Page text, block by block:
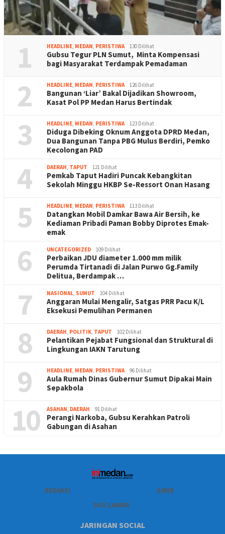
1 HEADLINE, MEDAN, PERISTIWA 130 Dilihat
Gubsu Tegur PLN Sumut, Minta Kompensasi
bagi Masyarakat Terdampak Pemadaman
2 HEADLINE, MEDAN, PERISTIWA 126 Dilihat
Bangunan ‘Liar’ Bakal Dijadikan Showroom,
Kasat Pol PP Medan Harus Bertindak
3 HEADLINE, MEDAN, PERISTIWA 123 Dilihat
Diduga Dibeking Oknum Anggota DPRD Medan,
Dua Bangunan Tanpa PBG Mulus Berdiri, Pemko
Kecolongan PAD
4 DAERAH, TAPUT 121 Dilihat
Pemkab Taput Hadiri Puncak Kebangkitan
Sekolah Minggu HKBP Se-Ressort Onan Hasang
5 HEADLINE, MEDAN, PERISTIWA 113 Dilihat
Datangkan Mobil Damkar Bawa Air Bersih, ke
Kediaman Pribadi Paman Bobby Diprotes Emak-
emak
6 UNCATEGORIZED 109 Dilihat
Perbaikan JDU diameter 1.000 mm milik
Perumda Tirtanadi di Jalan Purwo Gg.Family
Delitua, Berdampak …
7 NASIONAL, SUMUT 104 Dilihat
Anggaran Mulai Mengalir, Satgas PRR Pacu K/L
Eksekusi Pemulihan Permanen
8 DAERAH, POLITIK, TAPUT 102 Dilihat
Pelantikan Pejabat Fungsional dan Struktural di
Lingkungan IAKN Tarutung
9 HEADLINE, MEDAN, PERISTIWA 96 Dilihat
Aula Rumah Dinas Gubernur Sumut Dipakai Main
Sepakbola
10 ASAHAN, DAERAH 91 Dilihat
Perangi Narkoba, Gubsu Kerahkan Patroli
Gabungan di Asahan
REDAKSI
SIBER
DISCLAIMER
JARINGAN SOCIAL